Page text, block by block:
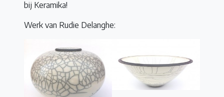
bij Keramika!
Werk van Rudie Delanghe: